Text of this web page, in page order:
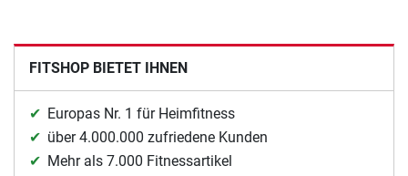
FITSHOP BIETET IHNEN
Europas Nr. 1 für Heimfitness
über 4.000.000 zufriedene Kunden
Mehr als 7.000 Fitnessartikel